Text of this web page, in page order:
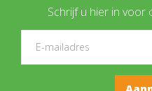
Schrijf u hier in voor